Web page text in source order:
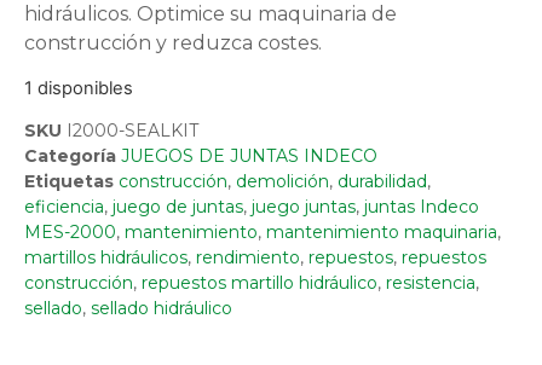
hidráulicos. Optimice su maquinaria de
construcción y reduzca costes.
1 disponibles
SKU I2000-SEALKIT
Categoría JUEGOS DE JUNTAS INDECO
Etiquetas construcción, demolición, durabilidad,
eficiencia, juego de juntas, juego juntas, juntas Indeco
MES-2000, mantenimiento, mantenimiento maquinaria,
martillos hidráulicos, rendimiento, repuestos, repuestos
construcción, repuestos martillo hidráulico, resistencia,
sellado, sellado hidráulico